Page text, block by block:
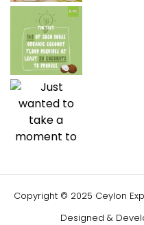
Copyright © 2025 Ceylon
Designed &